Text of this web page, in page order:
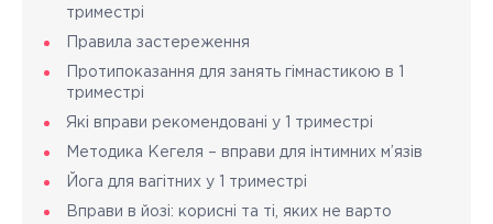
триместрі
Правила застереження
Протипоказання для занять гімнастикою в 1
триместрі
Які вправи рекомендовані у 1 триместрі
Методика Кегеля – вправи для інтимних м’язів
Йога для вагітних у 1 триместрі
Вправи в йозі: корисні та ті, яких не варто